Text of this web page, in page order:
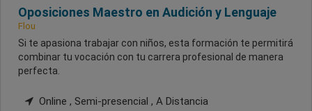
Oposiciones Maestro en Audición y Lenguaje
Flou
Si te apasiona trabajar con niños, esta formación te permitirá
combinar tu vocación con tu carrera profesional de manera
perfecta.
Online , Semi-presencial , A Distancia